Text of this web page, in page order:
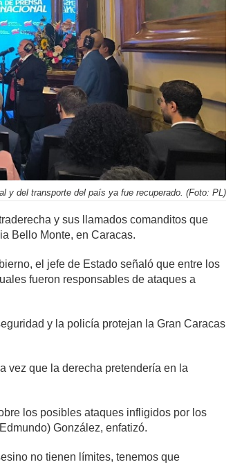
y del transporte del país ya fue recuperado. (Foto: PL)
y sus llamados comanditos que
Bello Monte, en Caracas.
el jefe de Estado señaló que entre los
fueron responsables de ataques a
y la policía protejan la Gran Caracas
vez que la derecha pretendería en la
los posibles ataques infligidos por los
González, enfatizó.
no tienen límites, tenemos que